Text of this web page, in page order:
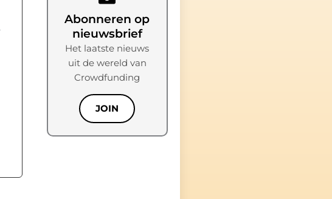
Abonneren op
nieuwsbrief
Het laatste nieuws
uit de wereld van
Crowdfunding
JOIN